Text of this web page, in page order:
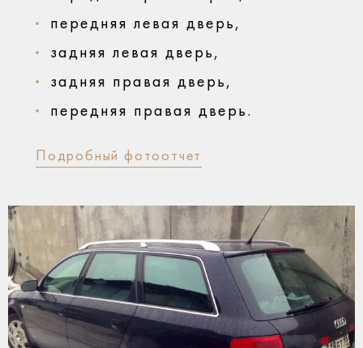
передняя левая дверь,
задняя левая дверь,
задняя правая дверь,
передняя правая дверь.
Подробный фотоотчет